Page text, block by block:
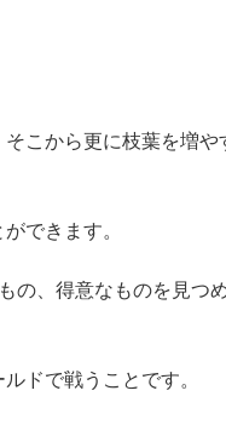
こから更に枝葉を増や
できます。
の、得意なものを見つ
ドで戦うことです。